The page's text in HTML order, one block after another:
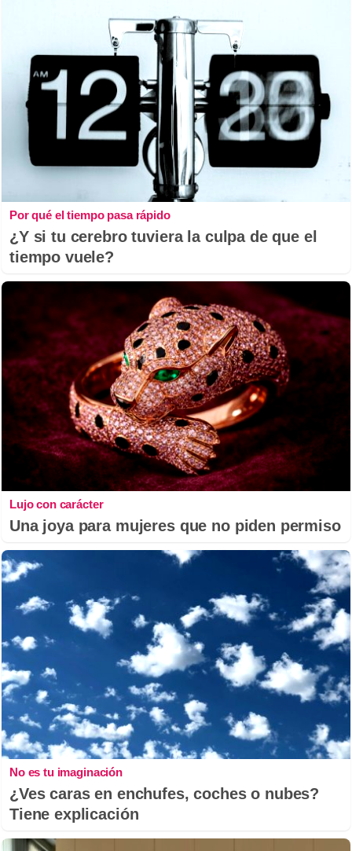
Por qué el tiempo pasa rápido
¿Y si tu cerebro tuviera la culpa de que el
tiempo vuele?
Lujo con carácter
Una joya para mujeres que no piden permiso
No es tu imaginación
¿Ves caras en enchufes, coches o nubes?
Tiene explicación